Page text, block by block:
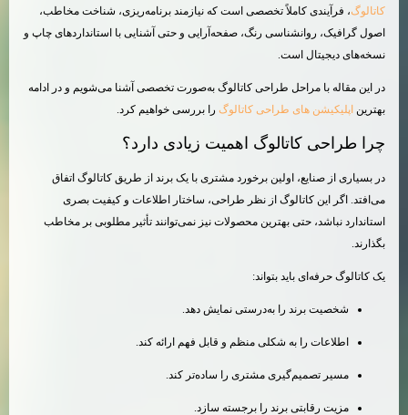
کاتالوگ، فرآیندی کاملاً تخصصی است که نیازمند برنامه‌ریزی، شناخت مخاطب،
اصول گرافیک، روانشناسی رنگ، صفحه‌آرایی و حتی آشنایی با استانداردهای چاپ و
نسخه‌های دیجیتال است.
در این مقاله با مراحل طراحی کاتالوگ به‌صورت تخصصی آشنا می‌شویم و در ادامه
بهتریناپلیکیشن های طراحی کاتالوگرا بررسی خواهیم کرد.
چرا طراحی کاتالوگ اهمیت زیادی دارد؟
در بسیاری از صنایع، اولین برخورد مشتری با یک برند از طریق کاتالوگ اتفاق
می‌افتد. اگر این کاتالوگ از نظر طراحی، ساختار اطلاعات و کیفیت بصری
استاندارد نباشد، حتی بهترین محصولات نیز نمی‌توانند تأثیر مطلوبی بر مخاطب
بگذارند.
یک کاتالوگ حرفه‌ای باید بتواند:
شخصیت برند را به‌درستی نمایش دهد.
اطلاعات را به شکلی منظم و قابل فهم ارائه کند.
مسیر تصمیم‌گیری مشتری را ساده‌تر کند.
مزیت رقابتی برند را برجسته سازد.